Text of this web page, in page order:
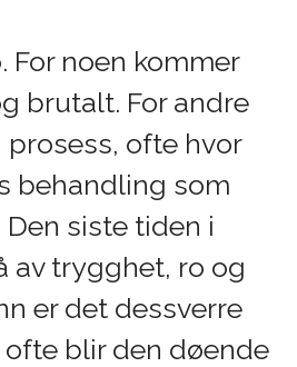
For noen kommer
brutalt. For andre
prosess, ofte hvor
behandling som
siste tiden i
av trygghet, ro og
er det dessverre
ofte blir den døende